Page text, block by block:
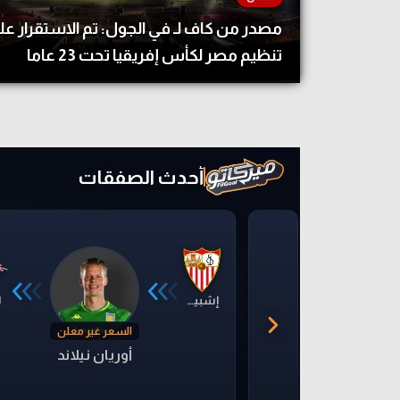
آراء حرة
ركن الألعاب
الدوري
كل البطولات
مصدر من كاف لـ في الجول: تم الاستقرار
تنظيم مصر لكأس إفريقيا تحت 23 عاما